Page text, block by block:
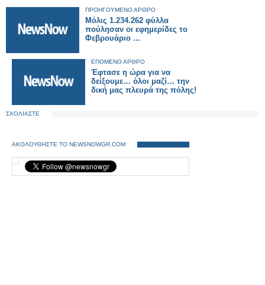
ΠΡΟΗΓΟΥΜΕΝΟ ΑΡΘΡΟ
Μόλις 1.234.262 φύλλα
πούλησαν οι εφημερίδες το
Φεβρουάριο ...
ΕΠΟΜΕΝΟ ΑΡΘΡΟ
Έφτασε η ώρα για να
δείξουμε… όλοι μαζί… την
δική μας πλευρά της πόλης!
ΣΧΟΛΙΑΣΤΕ
ΑΚΟΛΟΥΘΗΣΤΕ ΤΟ NEWSNOWGR.COM